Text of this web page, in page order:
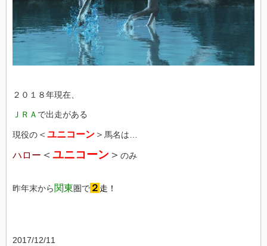
２０１８年現在、
ＪＲＡ で出走がある
現役の ＜ ユニコーン ＞ 馬名は…
ハロー ＜ ユニコーン ＞ のみ
昨年末から関東圏で ２ 走！
2017/12/11